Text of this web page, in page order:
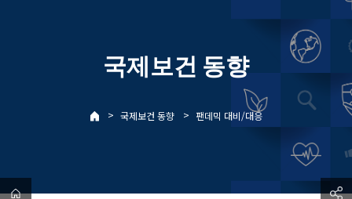
국제보건 동향
> 국제보건 동향 > 팬데믹 대비/대응